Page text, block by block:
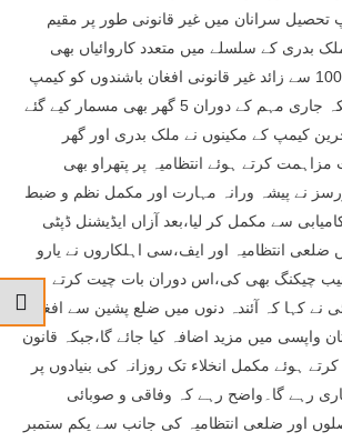
تحصیل سرانان میں غیر قانونی طور پر مقیم
بدری کے سلسلے میں متعدد کاروائیاں بھی
کیں گئیں،اس دوران 100 سے زائد غیر قانونی افغان باشندوں کو کیمپ
سے گرفتار کیا گیا،جبکہ جاری مہم کے دوران 5 گھر بھی مسمار کیے گئے
کیمپ کے مکینوں نے ملک بدری اور گھر
کرتے ہوئے انتظامیہ پر پتھراو بھی
نے پیشہ ورانہ مہارت اور مکمل نظم و ضبط
سے مکمل کر لیا،بعد آزاں ایڈیشنل ڈپٹی
انتظامیہ اور ایف،سی اہلکاروں نے یارو
چیکنگ بھی کی،اس دوران بات چیت کرتے
نے کہا کہ آئندہ دنوں میں ضلع پشین سے افغان
واپسی میں مزید اضافہ کیا جائے گا،جبکہ قانون
ہوئے مکمل انخلاء تک روزانہ کی بنیادوں پر
رہے گا۔واضح رہے کہ وفاقی و صوبائی
اور ضلعی انتظامیہ کی جانب سے یکم ستمبر